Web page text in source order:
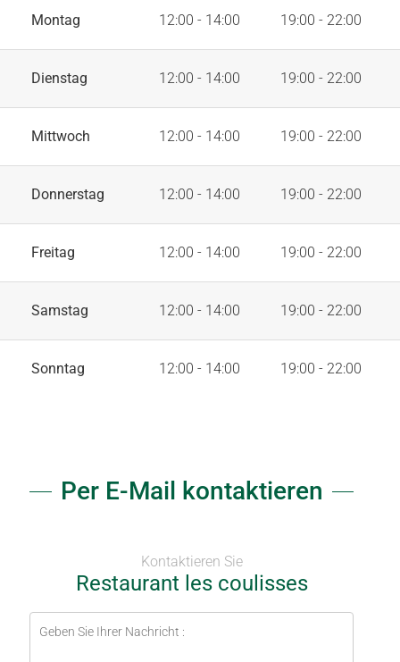
Montag 12:00 - 14:00 19:00 - 22:00
Dienstag 12:00 - 14:00 19:00 - 22:00
Mittwoch 12:00 - 14:00 19:00 - 22:00
Donnerstag 12:00 - 14:00 19:00 - 22:00
Freitag 12:00 - 14:00 19:00 - 22:00
Samstag 12:00 - 14:00 19:00 - 22:00
Sonntag 12:00 - 14:00 19:00 - 22:00
Per E-Mail kontaktieren
Kontaktieren Sie
Restaurant les coulisses